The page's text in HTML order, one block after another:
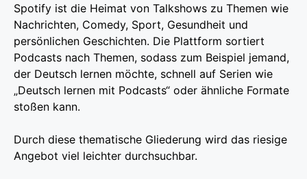
Spotify ist die Heimat von Talkshows zu Themen wie
Nachrichten, Comedy, Sport, Gesundheit und
persönlichen Geschichten. Die Plattform sortiert
Podcasts nach Themen, sodass zum Beispiel jemand,
der Deutsch lernen möchte, schnell auf Serien wie
„Deutsch lernen mit Podcasts“ oder ähnliche Formate
stoßen kann.
Durch diese thematische Gliederung wird das riesige
Angebot viel leichter durchsuchbar.